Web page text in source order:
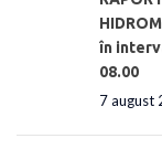
în
08.00
7 august